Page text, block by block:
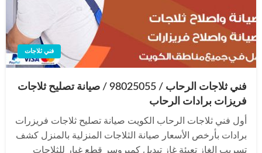
فني ثلاجات
فني ثلاجات الرحاب / 98025055 / صيانة تصليح ثلاجات
فريزات برادات الرحاب
أول فني ثلاجات الرحاب الكويت صيانة تصليح ثلاجات فريزرات
برادات بأرخص الأسعار صيانة الثلاجات المنزلية بالمنزل كشف
تسريب الغاز تعبئة غاز تبديل كمبروسر قطع غيار للثلاجات